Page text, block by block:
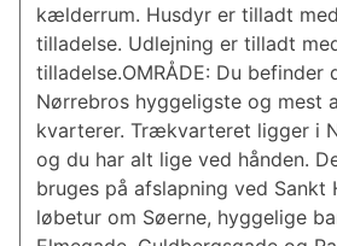
kælderrum. Husdyr er tilladt
tilladelse. Udlejning er tilladt
tilladelse.OMRÅDE: Du befinder
Nørrebros hyggeligste og mest
kvarterer. Trækvarteret ligger i
og du har alt lige ved hånden.
bruges på afslapning ved Sankt
løbetur om Søerne, hyggelige